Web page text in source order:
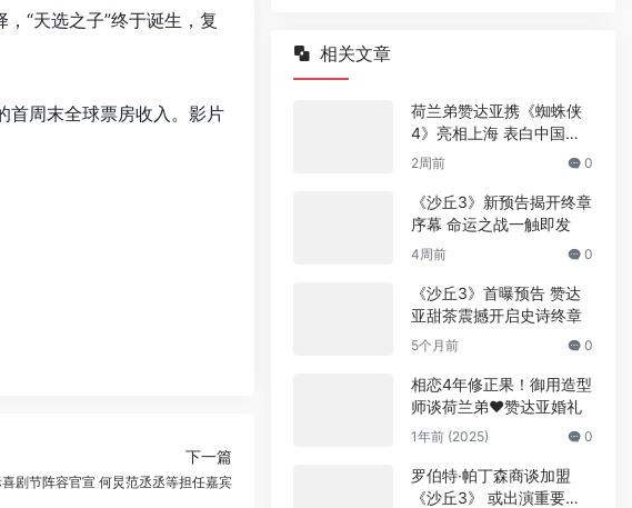
“天选之子”终于诞生，复
首周末全球票房收入。影片
下一篇
剧节阵容官宣 何炅范丞丞等担任嘉宾
相关文章
荷兰弟赞达亚携《蜘蛛侠
4》亮相上海 表白中国观
众
2周前 0
《沙丘3》新预告揭开终章
序幕 命运之战一触即发
4周前 0
《沙丘3》首曝预告 赞达
亚甜茶震撼开启史诗终章
5个月前 0
相恋4年修正果！御用造型
师谈荷兰弟❤赞达亚婚礼
1年前 (2025) 0
罗伯特·帕丁森商谈加盟
《沙丘3》 或出演重要反